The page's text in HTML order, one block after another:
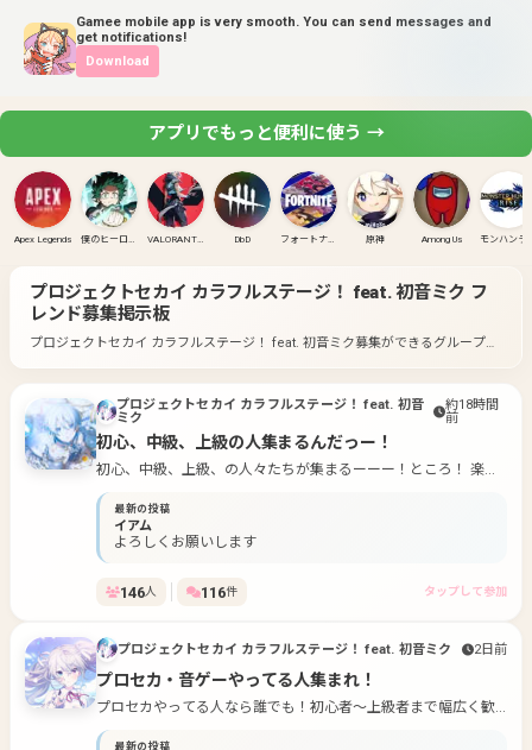
Gamee mobile app is very smooth. You can send messages and
get notifications!
Download
アプリでもっと便利に使う →
Apex Legends 僕のヒーローアカデミア ULTRA RUMBLE VALORANT(PC) DbD フォートナイト 原神 Among Us
プロジェクトセカイ カラフルステージ！ feat. 初音ミク フ
レンド募集掲示板
プロジェクトセカイ カラフルステージ！ feat. 初音ミク募集ができるグループ一
プロジェクトセカイ カラフルステージ！ feat. 初音
ミク
約18時間
前
初心、中級、上級の人集まるんだっー！
初心、中級、上級、の人々たちが集まるーーー！ところ！ 楽し
くやろうね！ 暴力、人を嫌がらせる事は、しちゃ、だめーー
ーー！ タメ語でも大丈夫ですが、それを聞いて不快になった方
が居ましたらなるべく控えてください！ たのしくーーー！わん
だーほーいっ！
最新の投稿
イアム
よろしくお願いします
146人 116件 タップして参加
プロジェクトセカイ カラフルステージ！ feat. 初音ミク 2日前
プロセカ・音ゲーやってる人集まれ！
プロセカやってる人なら誰でも！初心者〜上級者まで幅広く歓
迎します！
最新の投稿